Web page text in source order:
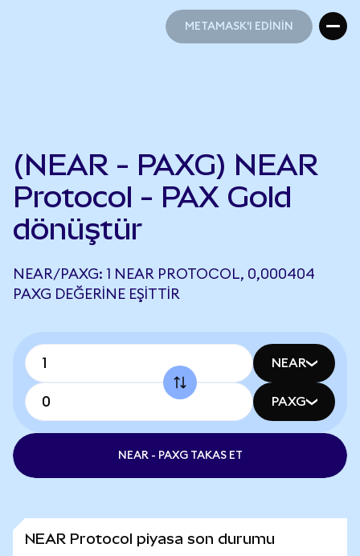
METAMASK'I EDİNİN
(NEAR - PAXG) NEAR
Protocol - PAX Gold
dönüştür
NEAR/PAXG: 1 NEAR PROTOCOL, 0,000404
PAXG DEĞERINE EŞITTIR
NEAR
PAXG
NEAR - PAXG TAKAS ET
NEAR Protocol piyasa son durumu